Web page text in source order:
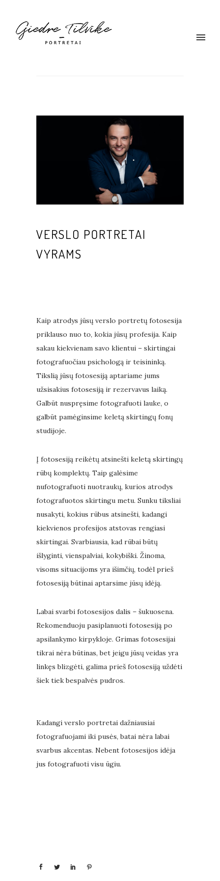
VERSLO PORTRETAI
VYRAMS
Kaip atrodys jūsų verslo portretų fotosesija
priklauso nuo to, kokia jūsų profesija. Kaip
sakau kiekvienam savo klientui – skirtingai
fotografuočiau psichologą ir teisininką.
Tikslią jūsų fotosesiją aptariame jums
užsisakius fotosesiją ir rezervavus laiką.
Galbūt nuspręsime fotografuoti lauke, o
galbūt pamėginsime keletą skirtingų fonų
studijoje.
Į fotosesiją reikėtų atsinešti keletą skirtingų
rūbų komplektų. Taip galėsime
nufotografuoti nuotraukų, kurios atrodys
fotografuotos skirtingu metu. Sunku tiksliai
nusakyti, kokius rūbus atsinešti, kadangi
kiekvienos profesijos atstovas rengiasi
skirtingai. Svarbiausia, kad rūbai būtų
išlyginti, vienspalviai, kokybiški. Žinoma,
visoms situacijoms yra išimčių, todėl prieš
fotosesiją būtinai aptarsime jūsų idėją.
Labai svarbi fotosesijos dalis – šukuosena.
Rekomenduoju pasiplanuoti fotosesiją po
apsilankymo kirpykloje. Grimas fotosesijai
tikrai nėra būtinas, bet jeigu jūsų veidas yra
linkęs blizgėti, galima prieš fotosesiją uždėti
šiek tiek bespalvės pudros.
Kadangi verslo portretai dažniausiai
fotografuojami iki pusės, batai nėra labai
svarbus akcentas. Nebent fotosesijos idėja
jus fotografuoti visu ūgiu.